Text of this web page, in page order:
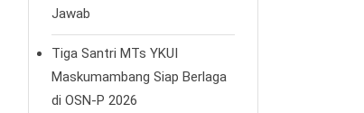
Jawab
Tiga Santri MTs YKUI
Maskumambang Siap Berlaga
di OSN-P 2026